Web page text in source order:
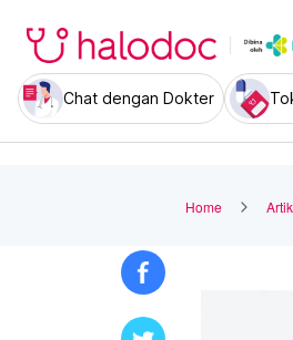
Chat dengan Dokter
Home